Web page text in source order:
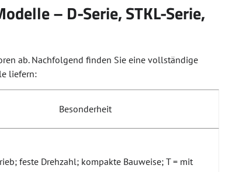
– D-Serie, STKL-Serie,
ab. Nachfolgend finden Sie eine vollständige
liefern:
Besonderheit
feste Drehzahl; kompakte Bauweise; T = mit